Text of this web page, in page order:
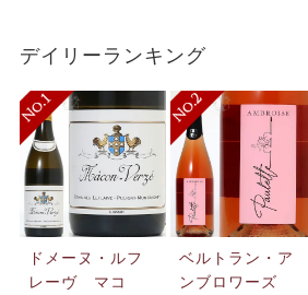
デイリーランキング
ドメーヌ・ルフ
レーヴ マコ
ベルトラン・ア
ンブロワーズ